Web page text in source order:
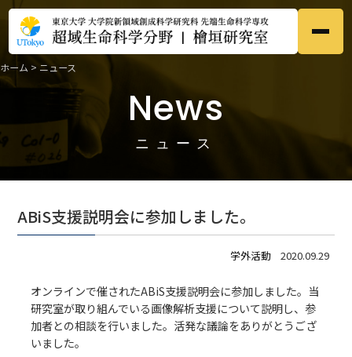
ホーム
研究内容
メンバー
●研究業績Publications
募集Prospective
● ニュースNews
ホーム > ニュース
News
ニュース
ABiS支援説明会に参加しました。
学外活動 2020.09.29
オンラインで催されたABiS支援説明会に参加しました。当
研究室が取り組んでいる画像解析支援について説明し、参
加者との相談を行いました。活発な議論をありがとうござ
いました。